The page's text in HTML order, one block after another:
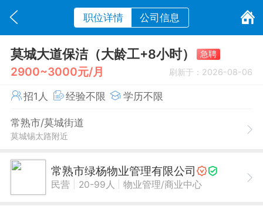
职位详情 公司信息
莫城大道保洁（大龄工+8小时） 急聘
2900~3000元/月 刷新于：2026-08-06
招1人 经验不限 学历不限
常熟市/莫城街道
莫城锡太路附近
常熟市绿杨物业管理有限公司
民营 20-99人 物业管理/商业中心